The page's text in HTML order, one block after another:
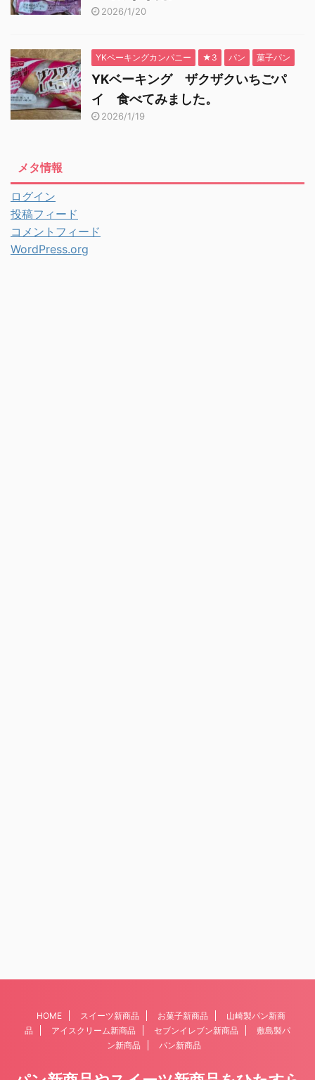
2026/1/20
YKベーキングカンパニー ★3 パン 菓子パン
YKベーキング ザクザクいちごパ
イ 食べてみました。
2026/1/19
メタ情報
ログイン
投稿フィード
コメントフィード
WordPress.org
HOME スイーツ新商品 お菓子新商品
山崎製パン新商
品
アイスクリーム新商品 セブンイレブン新商品
敷島製パ
ン新商品
パン新商品